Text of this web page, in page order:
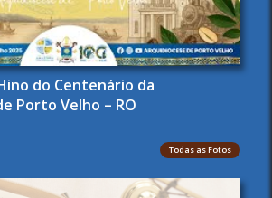
do Centenário da
Porto Velho – RO
Todas as Fotos